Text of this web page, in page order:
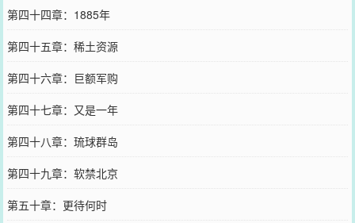
第四十四章：1885年
第四十五章：稀土资源
第四十六章：巨额军购
第四十七章：又是一年
第四十八章：琉球群岛
第四十九章：软禁北京
第五十章：更待何时